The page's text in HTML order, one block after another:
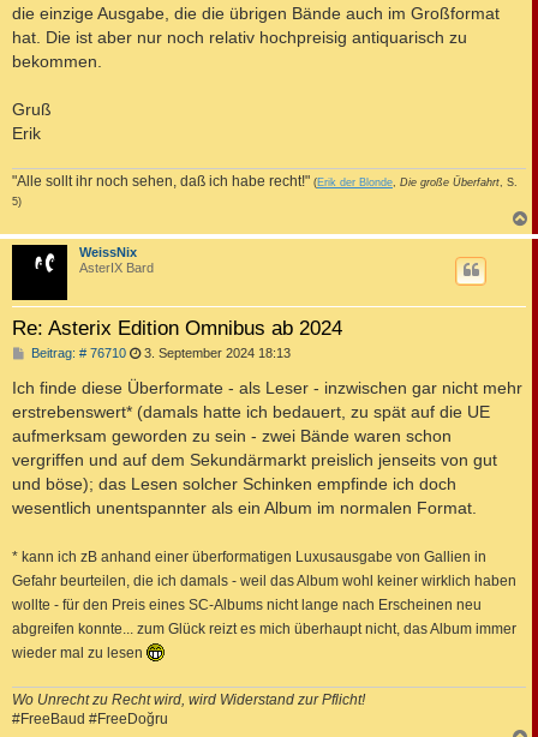
die einzige Ausgabe, die die übrigen Bände auch im Großformat
hat. Die ist aber nur noch relativ hochpreisig antiquarisch zu
bekommen.
Gruß
Erik
"Alle sollt ihr noch sehen, daß ich habe recht!" (Erik der Blonde, Die große Überfahrt, S.
5)
a
WeissNix
AsterIX Bard
Re: Asterix Edition Omnibus ab 2024
Beitrag: # 76710B
r
g
3. September 2024 18:13
Ich finde diese Überformate - als Leser - inzwischen gar nicht mehr
erstrebenswert* (damals hatte ich bedauert, zu spät auf die UE
aufmerksam geworden zu sein - zwei Bände waren schon
vergriffen und auf dem Sekundärmarkt preislich jenseits von gut
und böse); das Lesen solcher Schinken empfinde ich doch
wesentlich unentspannter als ein Album im normalen Format.
* kann ich zB anhand einer überformatigen Luxusausgabe von Gallien in
Gefahr beurteilen, die ich damals - weil das Album wohl keiner wirklich haben
wollte - für den Preis eines SC-Albums nicht lange nach Erscheinen neu
abgreifen konnte... zum Glück reizt es mich überhaupt nicht, das Album immer
wieder mal zu lesen
Wo Unrecht zu Recht wird, wird Widerstand zur Pflicht!
#FreeBaud #FreeDoğru